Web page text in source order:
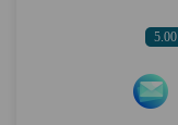
5.00